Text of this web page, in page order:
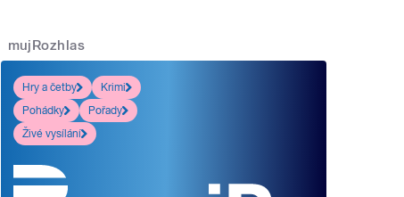
mujRozhlas
Hry a četby
Krimi
Pohádky
Pořady
Živé vysílání